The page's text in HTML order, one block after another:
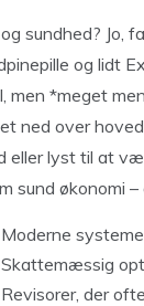
sundhed? Jo,
og lidt
men *meget
ned over
eller lyst til at
sund økonomi
Moderne
Skattemæssig
Revisorer, der